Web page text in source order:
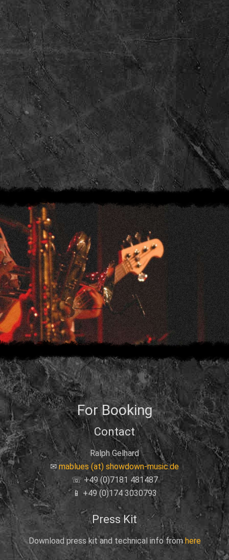
For Booking
Contact
Ralph Gelhard
✉mablues (at) showdown-music.de
☏ +49 (0)7181 481487
📱 +49 (0)174 3030793
Press Kit
Download press kit and technical info fromhere